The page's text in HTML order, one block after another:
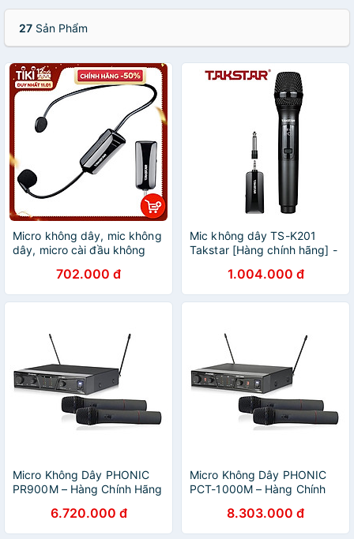
27 Sản Phẩm
Micro không dây, mic không
dây, micro cài đầu không
công nghệ UHF - AVSTAR -
hàng chính hãng
702.000 đ
Mic không dây TS-K201
Takstar [Hàng chính hãng] -
không dây đa năng Takstar
1.004.000 đ
Micro Không Dây PHONIC
PR900M – Hàng Chính Hãng
6.720.000 đ
Micro Không Dây PHONIC
PCT-1000M – Hàng Chính
8.303.000 đ